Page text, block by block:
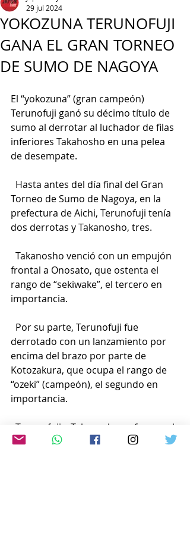
YOKOZUNA TERUNOFUJI
GANA EL GRAN TORNEO
DE SUMO DE NAGOYA
29 jul 2024
El “yokozuna” (gran campeón)
Terunofuji ganó su décimo título de
sumo al derrotar al luchador de filas
inferiores Takahosho en una pelea
de desempate.
Hasta antes del día final del Gran
Torneo de Sumo de Nagoya, en la
prefectura de Aichi, Terunofuji tenía
dos derrotas y Takanosho, tres.
Takanosho venció con un empujón
frontal a Onosato, que ostenta el
rango de “sekiwake”, el tercero en
importancia.
Por su parte, Terunofuji fue
derrotado con un lanzamiento por
encima del brazo por parte de
Kotozakura, que ocupa el rango de
“ozeki” (campeón), el segundo en
importancia.
Terunofuji y Takanosho se fueron al
desempate al tener ambos 12